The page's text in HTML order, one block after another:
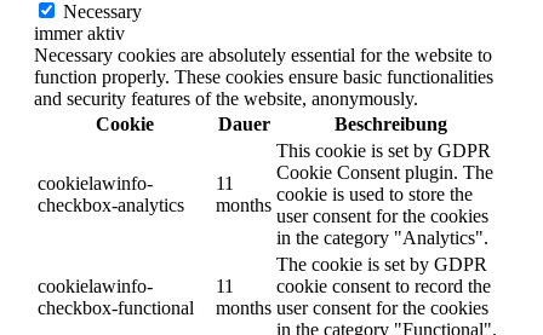
Necessary
immer aktiv
Necessary cookies are absolutely essential for the website to
function properly. These cookies ensure basic functionalities
and security features of the website, anonymously.
Cookie
Dauer Beschreibung
cookielawinfo-
checkbox-analytics
11
months
This cookie is set by GDPR
Cookie Consent plugin. The
cookie is used to store the
user consent for the cookies
in the category "Analytics".
cookielawinfo-
checkbox-functional
11
months
The cookie is set by GDPR
cookie consent to record the
user consent for the cookies
in the category "Functional".